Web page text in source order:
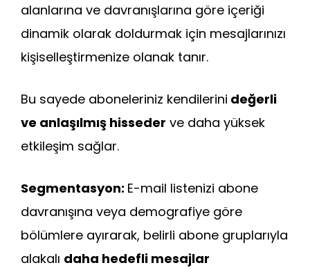
alanlarına ve davranışlarına göre içeriği
dinamik olarak doldurmak için mesajlarınızı
kişiselleştirmenize olanak tanır.
Bu sayede aboneleriniz kendilerini değerli
ve anlaşılmış hisseder ve daha yüksek
etkileşim sağlar.
Segmentasyon: E-mail listenizi abone
davranışına veya demografiye göre
bölümlere ayırarak, belirli abone gruplarıyla
alakalı daha hedefli mesajlar